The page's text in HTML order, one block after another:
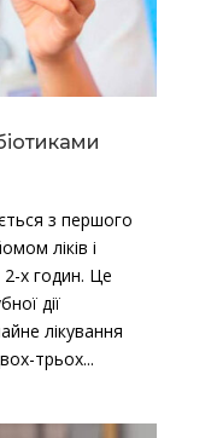
з першого
ліків і
х годин. Це
дії
лікування
трьох...